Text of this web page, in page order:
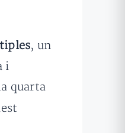
, un
i
quarta